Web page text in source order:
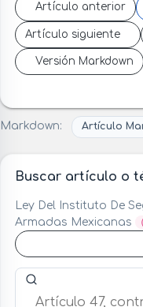
Artículo anterior
Artículo siguiente
Versión Markdown
Markdown: Artículo
Buscar artículo o
Ley Del Instituto De
Armadas Mexicanas
Buscar artículo o